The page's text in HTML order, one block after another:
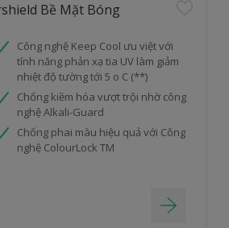
Bề Mặt Bóng
Công nghệ Keep Cool ưu việt với
tính năng phản xạ tia UV làm giảm
nhiệt độ tường tới 5 o C (**)
Chống kiềm hóa vượt trội nhờ công
nghệ Alkali-Guard
Chống phai màu hiệu quả với Công
nghệ ColourLock TM